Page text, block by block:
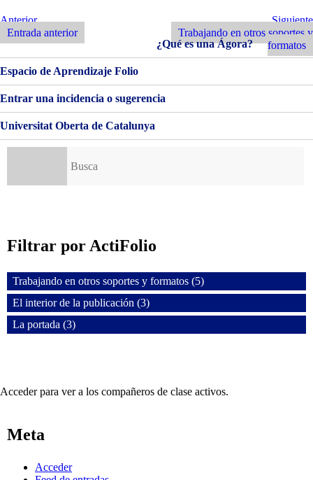
EL
INTERIOR
DE
LA
PUBLICACIÓN
Navegación
de
entradas
Entrada
Anterior
Anterior
Entrada anterior
Siguiente
Entrada
Siguiente
Trabajando en otros soportes y
formatos
¿Qué es una Ágora?
Espacio de Aprendizaje Folio
Entrar una incidencia o sugerencia
Universitat Oberta de Catalunya
Filtrar por ActiFolio
Trabajando en otros soportes y formatos (5)
El interior de la publicación (3)
La portada (3)
Acceder para ver a los compañeros de clase activos.
Meta
Acceder